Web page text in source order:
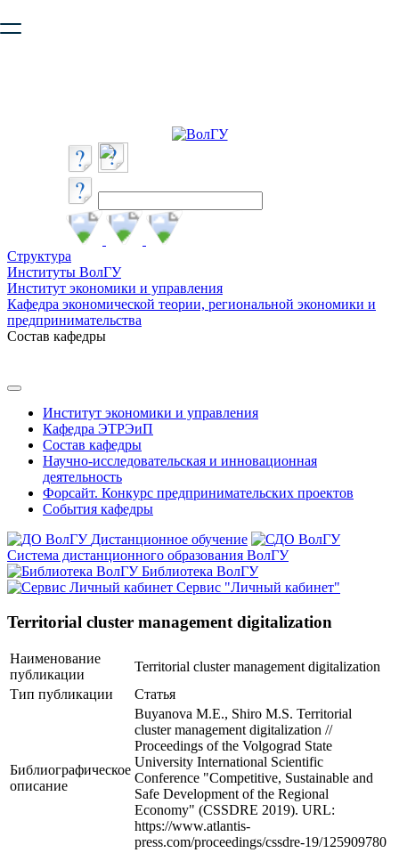
безопасную работу с сайтом. Пожалуйста
Структура
Институты ВолГУ
Институт экономики и управления
Кафедра экономической теории, региональной экономики и
предпринимательства
Состав кафедры
Институт экономики и управления
Кафедра ЭТРЭиП
Состав кафедры
Научно-исследовательская и инновационная
деятельность
Форсайт. Конкурс предпринимательских проектов
События кафедры
Дистанционное обучение
Система дистанционного образования ВолГУ
Библиотека ВолГУ
Сервис "Личный кабинет"
Territorial cluster management digitalization
Наименование
публикации
Territorial cluster management digitalization
Тип публикации
Статья
Библиографическое
описание
Buyanova M.E., Shiro M.S. Territorial
cluster management digitalization //
Proceedings of the Volgograd State
University International Scientific
Conference "Competitive, Sustainable and
Safe Development of the Regional
Economy" (CSSDRE 2019). URL:
https://www.atlantis-
press.com/proceedings/cssdre-19/125909780